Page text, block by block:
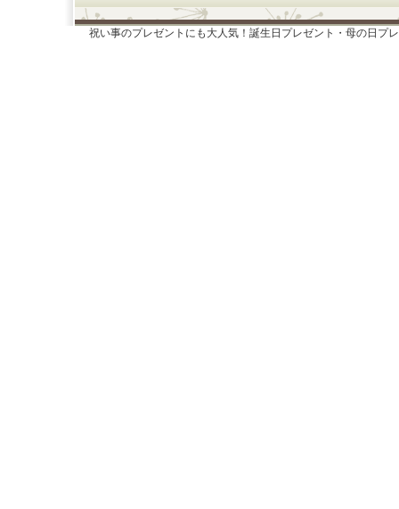
祝い事のプレゼントにも大人気！誕生日プレゼント・母の日プ